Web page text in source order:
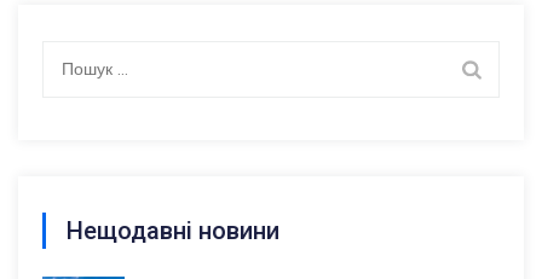
Нещодавні новини